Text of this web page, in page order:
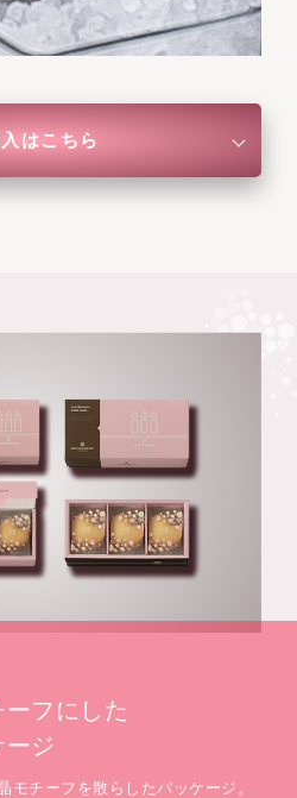
はこちら
フにした
ジ
モチーフを散らしたパッケージ。